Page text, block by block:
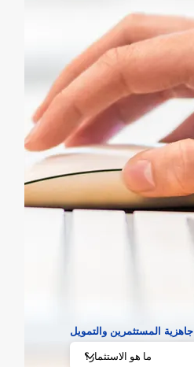
جاهزية المستثمرين والتمويل